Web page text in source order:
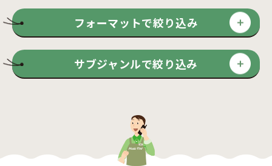
フォーマットで絞り込み
サブジャンルで絞り込み